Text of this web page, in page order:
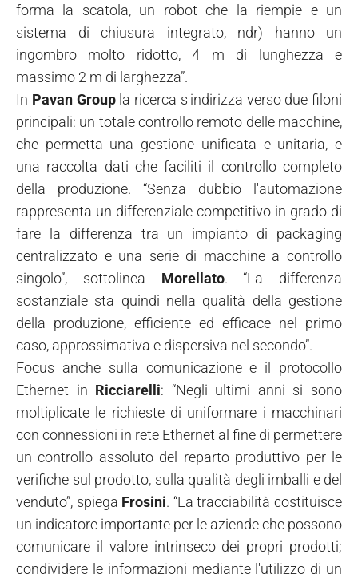
forma la scatola, un robot che la riempie e un
sistema di chiusura integrato, ndr) hanno un
ingombro molto ridotto, 4 m di lunghezza e
massimo 2 m di larghezza”.
In Pavan Groupla ricerca s'indirizza verso due filoni
principali: un totale controllo remoto delle macchine,
che permetta una gestione unificata e unitaria, e
una raccolta dati che faciliti il controllo completo
della produzione. “Senza dubbio l'automazione
rappresenta un differenziale competitivo in grado di
fare la differenza tra un impianto di packaging
centralizzato e una serie di macchine a controllo
singolo”, sottolinea Morellato. “La differenza
sostanziale sta quindi nella qualità della gestione
della produzione, efficiente ed efficace nel primo
caso, approssimativa e dispersiva nel secondo”.
Focus anche sulla comunicazione e il protocollo
Ethernet in Ricciarelli: “Negli ultimi anni si sono
moltiplicate le richieste di uniformare i macchinari
con connessioni in rete Ethernet al fine di permettere
un controllo assoluto del reparto produttivo per le
verifiche sul prodotto, sulla qualità degli imballi e del
venduto”, spiega Frosini. “La tracciabilità costituisce
un indicatore importante per le aziende che possono
comunicare il valore intrinseco dei propri prodotti;
condividere le informazioni mediante l'utilizzo di un